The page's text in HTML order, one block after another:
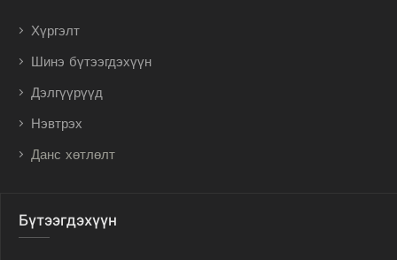
Хүргэлт
Шинэ бүтээгдэхүүн
Дэлгүүрүүд
Нэвтрэх
Данс хөтлөлт
Бүтээгдэхүүн